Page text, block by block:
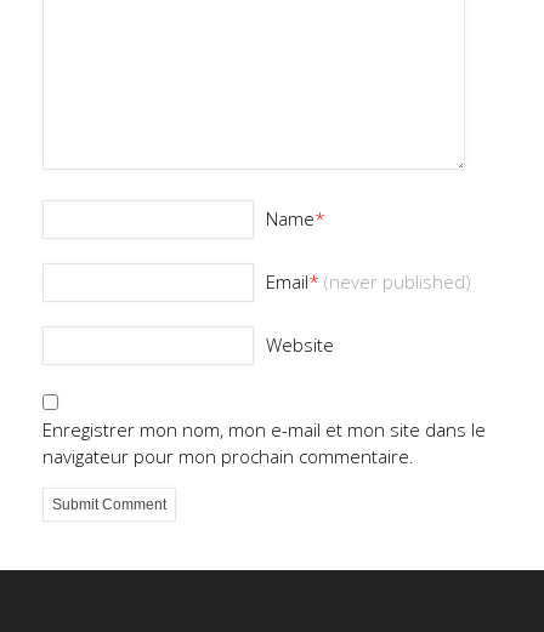
Name*
Email* (never published)
Website
Enregistrer mon nom, mon e-mail et mon site dans le
navigateur pour mon prochain commentaire.